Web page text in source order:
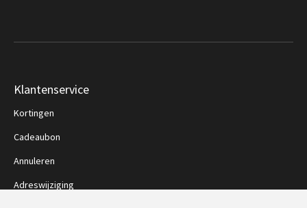
Klantenservice
Kortingen
Cadeaubon
Annuleren
Adreswijziging